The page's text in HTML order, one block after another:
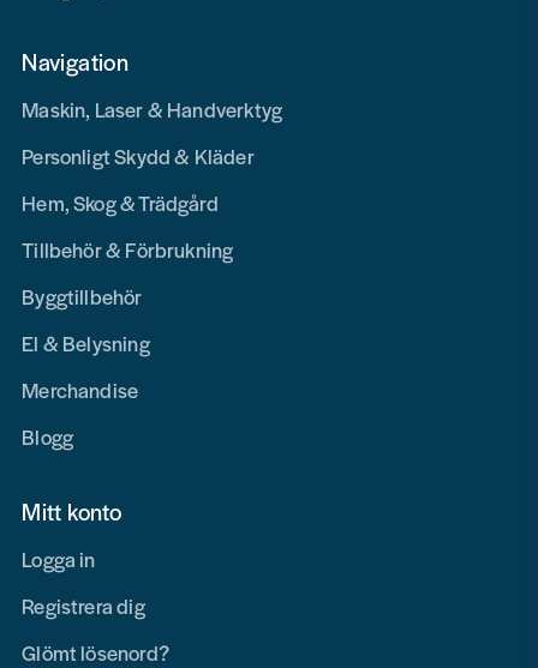
Navigation
Maskin, Laser & Handverktyg
Personligt Skydd & Kläder
Hem, Skog & Trädgård
Tillbehör & Förbrukning
Byggtillbehör
El & Belysning
Merchandise
Blogg
Mitt konto
Logga in
Registrera dig
Glömt lösenord?